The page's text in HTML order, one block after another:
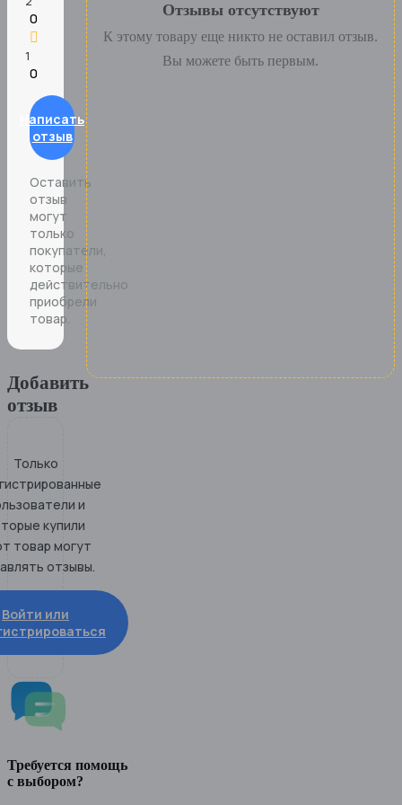
0
0
Написать
отзыв
Оставить
отзыв
могут
только
покупатели,
которые
действительно
приобрели
товар.
Отзывы отсутствуют
К этому товару еще никто не оставил отзыв.
Вы можете быть первым.
Добавить
отзыв
Только
и
купили
товар могут
отзывы.
Войти или
Требуется помощь
с выбором?